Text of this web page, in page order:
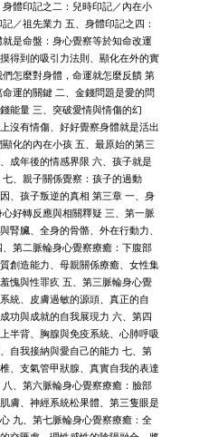
體印記之二：兒時印記／內在小
／祖先業力 五、身體印記之四：
是命盤：身心覺察等於知命改運
得到的吸引力法則、顯化在外的實
怎麼對身體，命運就怎麼反饋 第
運的關鍵 二、金錢問題是愛的問
能量 三、突破愛情與情傷的幻
沒有情傷、好好覺察身體就是活出
化的內在小孩 五、最原始的第三
成年後的情感界限 六、孩子就是
、親子關係覺察：孩子的過動
、孩子叛逆的真相 第三章 一、身
好轉反應與相關釋疑 三、第一脈
腎臟、全身的骨骼、外在行動力、
第二脈輪身心覺察療癒：下腹部
創造能力、母親關係療癒、女性集
愧與性罪疚 五、第三脈輪身心覺
統、皮膚過敏的源頭、真正的自
功與成就的自我展現力 六、第四
半背、胸腺與免疫系統、心肺呼吸
自我接納與愛自己的能力 七、第
、支氣管甲狀腺、真實自我的表達
、第六脈輪身心覺察療癒：臉部
膚、神經系統松果體、第三隻眼是
九、第七脈輪身心覺察療癒：全